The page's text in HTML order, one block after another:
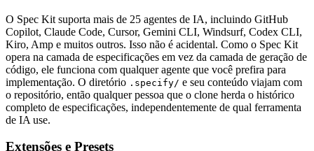
O Spec Kit suporta mais de 25 agentes de IA, incluindo GitHub
Copilot, Claude Code, Cursor, Gemini CLI, Windsurf, Codex CLI,
Kiro, Amp e muitos outros. Isso não é acidental. Como o Spec Kit
opera na camada de especificações em vez da camada de geração de
código, ele funciona com qualquer agente que você prefira para
implementação. O diretório .specify/ e seu conteúdo viajam com
o repositório, então qualquer pessoa que o clone herda o histórico
completo de especificações, independentemente de qual ferramenta
de IA use.
Extensões e Presets